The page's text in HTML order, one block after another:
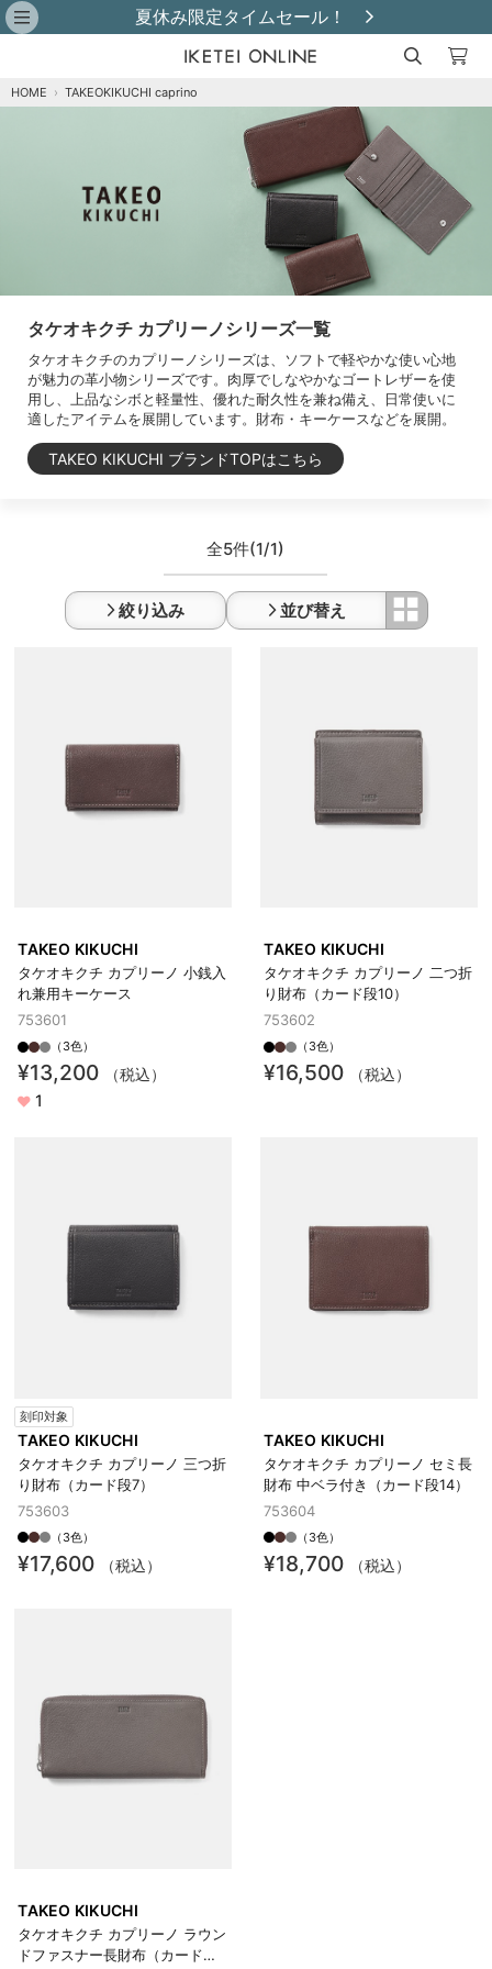
夏休み限定タイムセール！
HOME › TAKEOKIKUCHI caprino
タケオキクチ カプリーノシリーズ一覧
タケオキクチのカプリーノシリーズは、ソフトで軽やかな使い心地
が魅力の革小物シリーズです。肉厚でしなやかなゴートレザーを使
用し、上品なシボと軽量性、優れた耐久性を兼ね備え、日常使いに
適したアイテムを展開しています。財布・キーケースなどを展開。
TAKEO KIKUCHI ブランドTOPはこちら
全5件(1/1)
絞り込み 並び替え
TAKEO KIKUCHI
タケオキクチ カプリーノ 小銭入
れ兼用キーケース
753601
（3色）
¥13,200
（税込）
1
TAKEO KIKUCHI
タケオキクチ カプリーノ 二つ折
り財布（カード段10）
753602
（3色）
¥16,500 （税込）
刻印対象
TAKEO KIKUCHI
タケオキクチ カプリーノ 三つ折
り財布（カード段7）
753603
（3色）
¥17,600 （税込）
TAKEO KIKUCHI
タケオキクチ カプリーノ セミ長
財布 中ベラ付き（カード段14）
753604
（3色）
¥18,700 （税込）
TAKEO KIKUCHI
タケオキクチ カプリーノ ラウン
ドファスナー長財布（カード段